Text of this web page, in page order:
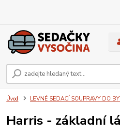
Úvod LEVNÉ SEDACÍ SOUPRAVY DO
Harris - základní